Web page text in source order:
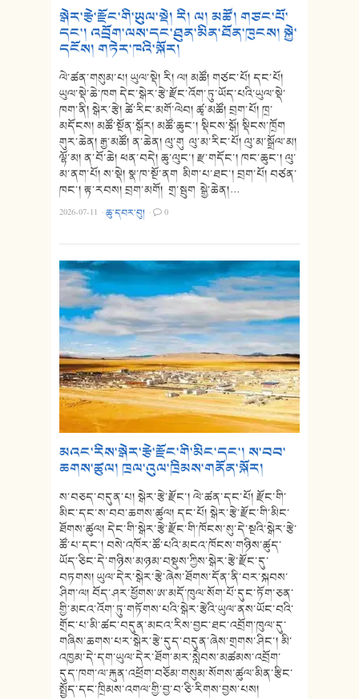
སྒེར་རྩེ་རྫོང་གི་ཡུལ་སྡེ། རི། ལ། མཚོ། གཙང་པོ་
དང་། འབྲོག་ལས་དང་ཐུན་མིན་ཐོན་ཁུངས། སྐྱེ་
དངོས། གཏེར་ཁའི་སྐོར།
ལེ་ཚན་གསུམ་པ། ཡུལ་སྡེ། རི། ལ། མཚོ། གཙང་པོ། དང་པོ།
ཡུལ་སྡེ་ཆེ་ཁག དེང་སྒེར་རྩེ་རྫོང་འོག་ཏུ་ཡོད་པའི་ཡུལ་སྡེ་
ཁག་ནི། སྒེར་རྩེ། ཚེ་རིང་མགོ་ལེབ། ཚྭ་མཚོ། བྲག་པོ། ཁྲ་
མདོངས། མཚོ་སྔོན་སྒོར། མཚོ་ཆུང་། སྡིངས་སྒོ། སྡིངས་ཁྲོག
གུར་ཆེན། རྒྱ་མཚོ། ན་ཆེན། ལུ་གུ ལུ་མ་རིང་པོ། ལུ་མ་སྒྲོལ་མ།
ལྷོ་མ། ན་བོ་ཆེ། ཕན་བདེ། ཆུ་ལུང་། རྫ་གདོང་། ཁང་ཆུང་། ལུ་
མ་ནག་པོ། ས་སྡེ། སྣ་ཁ་སྔོ་ནག མིག་པ་ཐང་། བྲག་པོ། བཙན་
ཁང་། རྟ་རབས། བྲག་མགོ། གྲ་སྦུག སྒྱེ་ཆེན།…
2026-07-11 ·ཆུ་དབར་བུ། · 0
མའང་རིས་སྒེར་རྩེ་རྫོང་གི་མིང་དང་། ས་བབ་
ཆགས་ཚུལ། ཁྲལ་འུལ་ཁྲིམས་གནོན་སྐོར།
ས་བཅད་བདུན་པ། སྒེར་རྩེ་རྫོང་། ལེ་ཚན་དང་པོ། རྫོང་གི་
མིང་དང་ས་བབ་ཆགས་ཚུལ། དང་པོ། སྒེར་རྩེ་རྫོང་གི་མིང་
ཐོགས་ཚུལ། དེང་གི་སྒེར་རྩེ་རྫོང་གི་ཁོངས་སུ་དེ་སྔའི་སྒེར་རྩེ་
ཚོ་པ་དང་། བསེ་འཁོར་ཚོ་པའི་མངའ་ཁོངས་གཉིས་ཚུད་
ཡོད་ཅིང་དེ་གཉིས་མཉམ་བསྡུས་ཀྱིས་སྒེར་རྩེ་རྫོང་དུ་
བཏགས། ཡུལ་དེར་སྒེར་རྩེ་ཞེས་ཐོགས་དོན་ནི་བར་སྐབས་
ཤིག་ལ། བོད་ཤར་ཕྱོགས་ཨ་མདོ་ཁུལ་སོག་པོ་དུང་ཏོག་ཅན་
གྱི་མངའ་འོག་ཏུ་གཏོགས་པའི་སྒེར་རྩེའི་ཡུལ་ནས་ཡོང་བའི་
གྲོང་པ་མི་ཚང་བདུན་མངའ་རིས་བྱང་ཐང་འབྲོག་ཁུལ་དུ་
གཞིས་ཆགས་པར་སྒེར་རྩེ་དུད་བདུན་ཞེས་གྲགས་ཤིང་། མི་
འཁྱམ་དེ་དག་ཡུལ་དེར་ཐོག་མར་སླེབས་མཚམས་འབྲོག་
དུད་ཁག་ལ་རྐུན་འཕྲོག་བཅོམ་གསུམ་སོགས་ཚུལ་མིན་རྩིང་
སྤྱོད་དང་ཁྲིམས་འགལ་གྱི་བྱ་བ་ཅི་རིགས་བྱས་པས།